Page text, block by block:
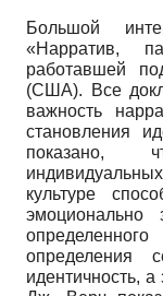
Большой
«Нарратив,
работавшей
(США). Все
важность
становления
показано,
культуре
определения
идентичность,